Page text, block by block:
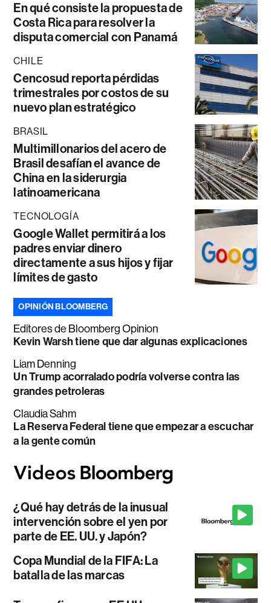
En qué consiste la propuesta de
Costa Rica para resolver la
disputa comercial con Panamá
CHILE
Cencosud reporta pérdidas
trimestrales por costos de su
nuevo plan estratégico
BRASIL
Multimillonarios del acero de
Brasil desafían el avance de
China en la siderurgia
latinoamericana
TECNOLOGÍA
Google Wallet permitirá a los
padres enviar dinero
directamente a sus hijos y fijar
límites de gasto
OPINIÓN BLOOMBERG
Editores de Bloomberg Opinion
Kevin Warsh tiene que dar algunas explicaciones
Liam Denning
Un Trump acorralado podría volverse contra las
grandes petroleras
Claudia Sahm
La Reserva Federal tiene que empezar a escuchar
a la gente común
¿Qué hay detrás de la inusual
intervención sobre el yen por
parte de EE. UU. y Japón?
Copa Mundial de la FIFA: La
batalla de las marcas